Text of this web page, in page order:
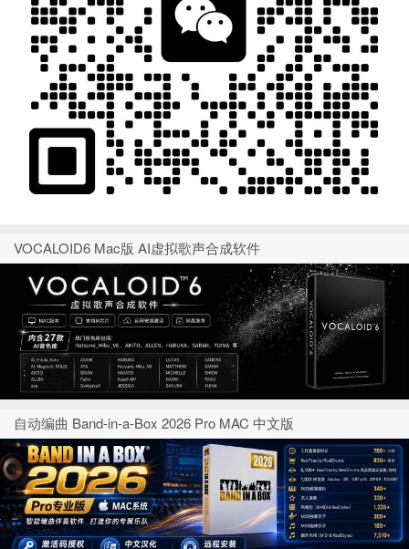
VOCALOID6 Mac版 AI虚拟歌声合成软件
自动编曲 Band-in-a-Box 2026 Pro MAC 中文版